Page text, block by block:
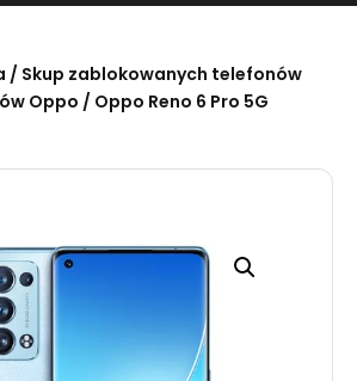
/ Skup zablokowanych telefonów
Oppo / Oppo Reno 6 Pro 5G